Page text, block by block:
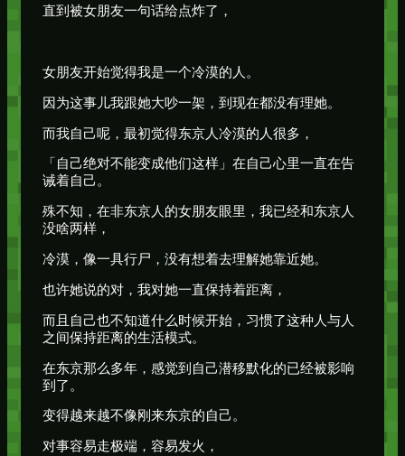
直到被女朋友一句话给点炸了，
女朋友开始觉得我是一个冷漠的人。
因为这事儿我跟她大吵一架，到现在都没有理她。
而我自己呢，最初觉得东京人冷漠的人很多，
「自己绝对不能变成他们这样」在自己心里一直在告
诫着自己。
殊不知，在非东京人的女朋友眼里，我已经和东京人
没啥两样，
冷漠，像一具行尸，没有想着去理解她靠近她。
也许她说的对，我对她一直保持着距离，
而且自己也不知道什么时候开始，习惯了这种人与人
之间保持距离的生活模式。
在东京那么多年，感觉到自己潜移默化的已经被影响
到了。
变得越来越不像刚来东京的自己。
对事容易走极端，容易发火，